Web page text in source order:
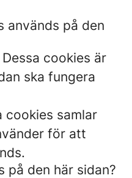
används på den
cookies är
ska fungera
cookies samlar
för att
på den här sidan?